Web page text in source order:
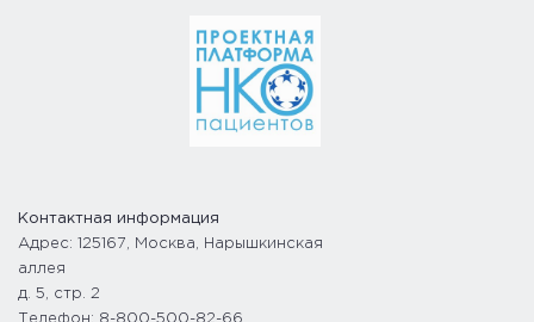
Контактная информация
Адрес: 125167, Москва, Нарышкинская
аллея
д. 5, стр. 2
Телефон: 8-800-500-82-66